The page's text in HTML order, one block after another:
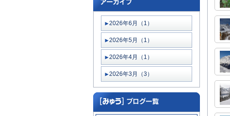
2026年6月（1）
2026年5月（1）
2026年4月（1）
2026年3月（3）